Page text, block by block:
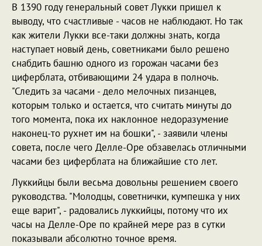
В 1390 году генеральный совет Лукки пришел к
выводу, что счастливые - часов не наблюдают. Но так
как жители Лукки все-таки должны знать, когда
наступает новый день, советниками было решено
снабдить башню одного из горожан часами без
циферблата, отбивающими 24 удара в полночь.
"Следить за часами - дело мелочных пизанцев,
которым только и остается, что считать минуты до
того момента, пока их наклонное недоразумение
наконец-то рухнет им на бошки", - заявили члены
совета, после чего Делле-Оре обзавелась отличными
часами без циферблата на ближайшие сто лет.
Луккийцы были весьма довольны решением своего
руководства. "Молодцы, советнички, кумпешка у них
еще варит", - радовались луккийцы, потому что их
часы на Делле-Оре по крайней мере раз в сутки
показывали абсолютно точное время.